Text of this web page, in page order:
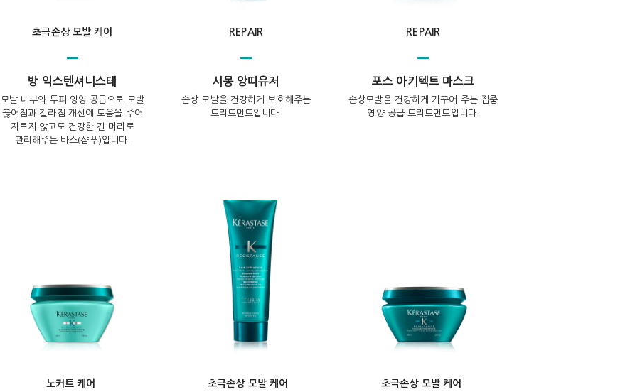
초극손상 모발 케어
방 익스텐셔니스테
모발 내부와 두피 영양 공급으로 모발
끊어짐과 갈라짐 개선에 도움을 주어
자르지 않고도 건강한 긴 머리로
관리해주는 바스(샴푸)입니다.
REPAIR
시몽 앙띠유저
손상 모발을 건강하게 보호해주는
트리트먼트입니다.
REPAIR
포스 아키텍트 마스크
손상모발을 건강하게 가꾸어 주는 집중
영양 공급 트리트먼트입니다.
노커트 케어 초극손상 모발 케어 초극손상 모발 케어